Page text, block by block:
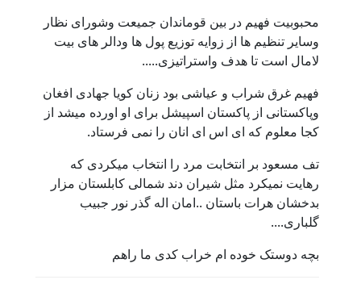
محبوبیت فهیم در بین قوماندان جمیعت وشورای نظار
وسایر تنظیم ها از زوایه توزیع پول ها ودالر های بیت
لامال است تا هدف واستراتیزی.....
فهیم غرق شراب و عیاشی بود زنان کویا جهادی افغان
وپاکستانی از پاکستان اسپیشل برای او اورده میشد از
کجا معلوم که ای اس ای انان را نمی فرستاد.
تف مسعود بر انتخابت مرد را انتخاب میکردی که
رهایت نمیکرد مثل شیران دند شمالی کابلستان مزار
بدخشان هرات باستان ..امان اله گذر نور جبیب
گلباری....
بچه دوستک خوده ام خراب کدی ما راهم